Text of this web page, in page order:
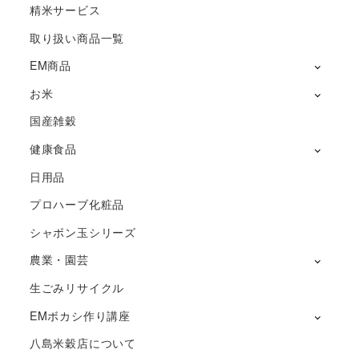
精米サービス
取り扱い商品一覧
EM商品
お米
国産雑穀
健康食品
日用品
プロハーブ化粧品
シャボン玉シリーズ
農業・園芸
生ごみリサイクル
EMボカシ作り講座
八島米穀店について